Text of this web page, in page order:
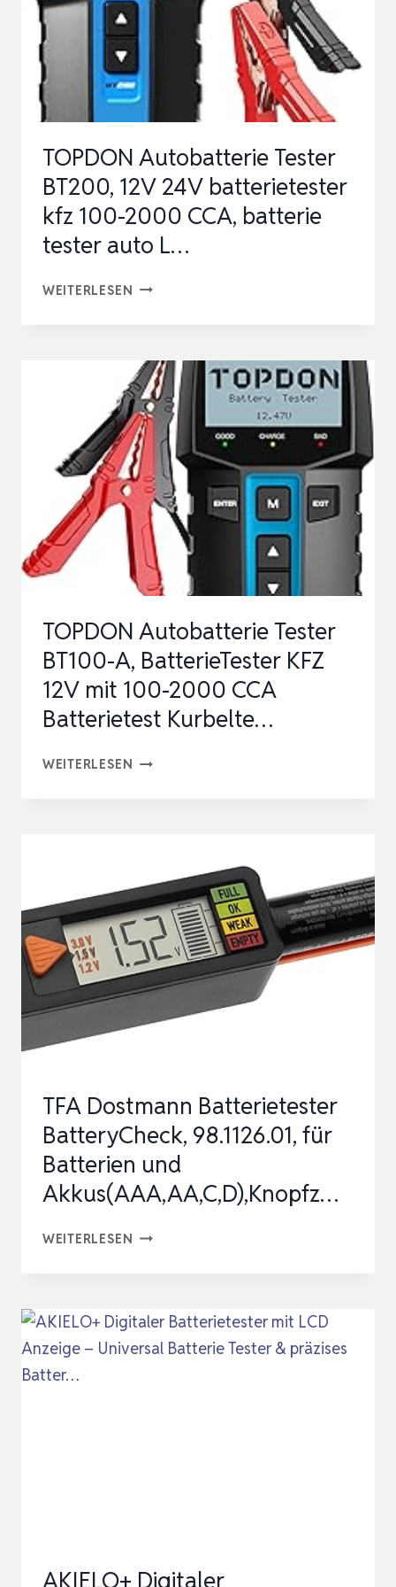
TOPDON Autobatterie Tester
BT200, 12V 24V batterietester
kfz 100-2000 CCA, batterie
tester auto L…
WEITERLESEN TOPDON
BT200,
12V
24V
BATTERIETESTER
KFZ
100-
2000
CCA,
BATTERIE
AUTO
L…
TOPDON Autobatterie Tester
BT100-A, BatterieTester KFZ
12V mit 100-2000 CCA
Batterietest Kurbelte…
WEITERLESEN TOPDON
BATTERIETESTER
KFZ
12V
MIT
2000
KURBELTE…
TFA Dostmann Batterietester
BatteryCheck, 98.1126.01, für
Batterien und
Akkus(AAA,AA,C,D),Knopfz…
WEITERLESEN TFA
BATTERYCHECK,
98.1126.01,
AKIELO+ Digitaler